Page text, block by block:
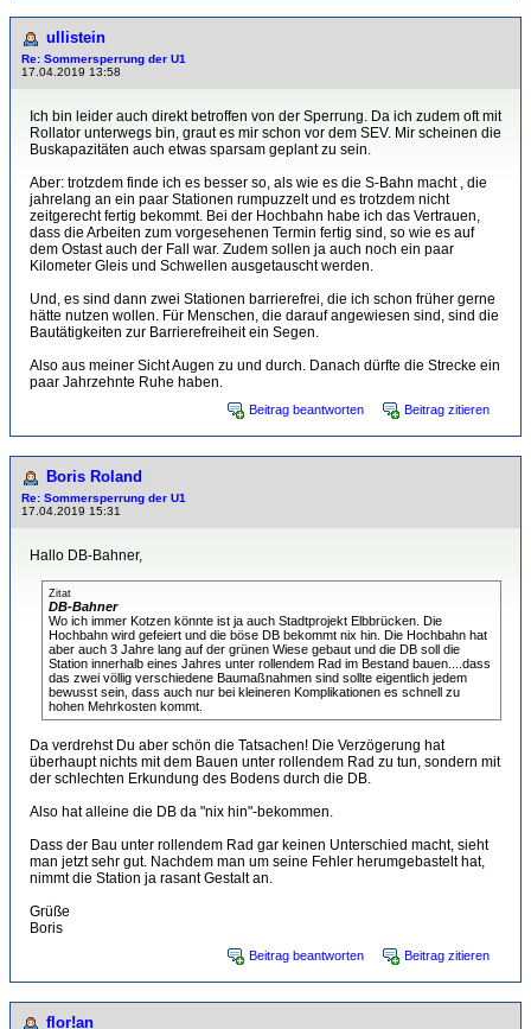
ullistein
Re: Sommersperrung der U1
17.04.2019 13:58
Ich bin leider auch direkt betroffen von der Sperrung. Da ich zudem oft mit
Rollator unterwegs bin, graut es mir schon vor dem SEV. Mir scheinen die
Buskapazitäten auch etwas sparsam geplant zu sein.
Aber: trotzdem finde ich es besser so, als wie es die S-Bahn macht , die
jahrelang an ein paar Stationen rumpuzzelt und es trotzdem nicht
zeitgerecht fertig bekommt. Bei der Hochbahn habe ich das Vertrauen,
dass die Arbeiten zum vorgesehenen Termin fertig sind, so wie es auf
dem Ostast auch der Fall war. Zudem sollen ja auch noch ein paar
Kilometer Gleis und Schwellen ausgetauscht werden.
Und, es sind dann zwei Stationen barrierefrei, die ich schon früher gerne
hätte nutzen wollen. Für Menschen, die darauf angewiesen sind, sind die
Bautätigkeiten zur Barrierefreiheit ein Segen.
Also aus meiner Sicht Augen zu und durch. Danach dürfte die Strecke ein
paar Jahrzehnte Ruhe haben.
Beitrag beantworten Beitrag zitieren
Boris Roland
Re: Sommersperrung der U1
17.04.2019 15:31
Hallo DB-Bahner,
Zitat
DB-Bahner
Wo ich immer Kotzen könnte ist ja auch Stadtprojekt Elbbrücken. Die
Hochbahn wird gefeiert und die böse DB bekommt nix hin. Die Hochbahn hat
aber auch 3 Jahre lang auf der grünen Wiese gebaut und die DB soll die
Station innerhalb eines Jahres unter rollendem Rad im Bestand bauen....dass
das zwei völlig verschiedene Baumaßnahmen sind sollte eigentlich jedem
bewusst sein, dass auch nur bei kleineren Komplikationen es schnell zu
hohen Mehrkosten kommt.
Da verdrehst Du aber schön die Tatsachen! Die Verzögerung hat
überhaupt nichts mit dem Bauen unter rollendem Rad zu tun, sondern mit
der schlechten Erkundung des Bodens durch die DB.
Also hat alleine die DB da "nix hin"-bekommen.
Dass der Bau unter rollendem Rad gar keinen Unterschied macht, sieht
man jetzt sehr gut. Nachdem man um seine Fehler herumgebastelt hat,
nimmt die Station ja rasant Gestalt an.
Grüße
Boris
Beitrag beantworten Beitrag zitieren
flor!an